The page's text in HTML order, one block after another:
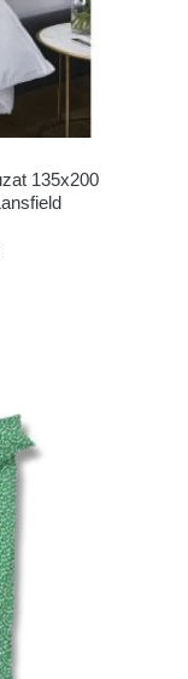
135x200